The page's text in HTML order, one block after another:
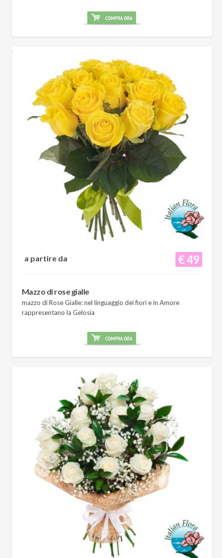
€ 49
a partire da
Mazzo di rose gialle
mazzo di Rose Gialle: nel linguaggio dei fiori e in Amore
rappresentano la Gelosia